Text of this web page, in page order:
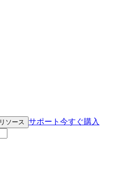
リソース サポート 今すぐ購入